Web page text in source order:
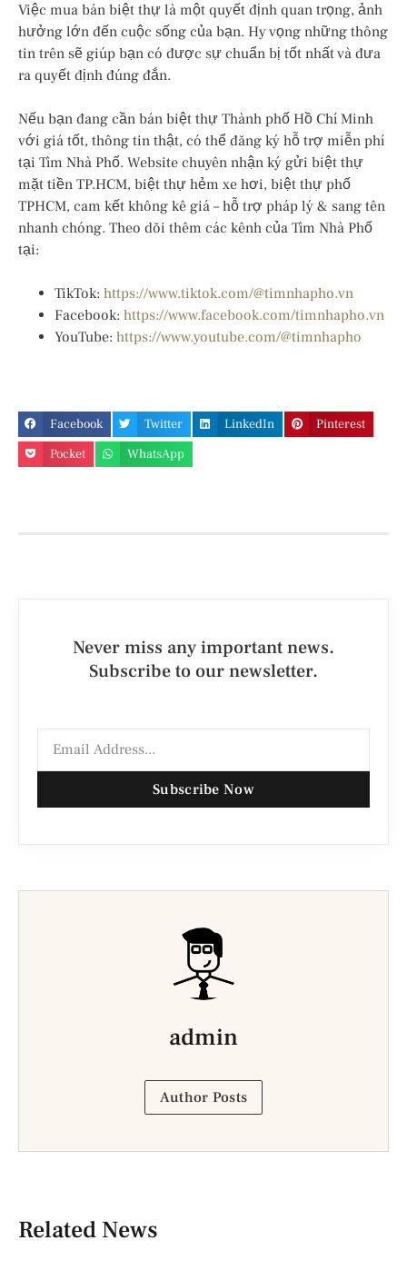
Việc mua bán biệt thự là một quyết định quan trọng, ảnh
hưởng lớn đến cuộc sống của bạn. Hy vọng những thông
tin trên sẽ giúp bạn có được sự chuẩn bị tốt nhất và đưa
ra quyết định đúng đắn.
Nếu bạn đang cần bán biệt thự Thành phố Hồ Chí Minh
với giá tốt, thông tin thật, có thể đăng ký hỗ trợ miễn phí
tại Tìm Nhà Phố. Website chuyên nhận ký gửi biệt thự
mặt tiền TP.HCM, biệt thự hẻm xe hơi, biệt thự phố
TPHCM, cam kết không kê giá – hỗ trợ pháp lý & sang tên
nhanh chóng. Theo dõi thêm các kênh của Tìm Nhà Phố
tại:
TikTok: https://www.tiktok.com/@timnhapho.vn
Facebook: https://www.facebook.com/timnhapho.vn
YouTube: https://www.youtube.com/@timnhapho
Facebook Twitter LinkedIn
Pinterest
Pocket
WhatsApp
Never miss any important news.
Subscribe to our newsletter.
Subscribe Now
admin
Author Posts
Related News